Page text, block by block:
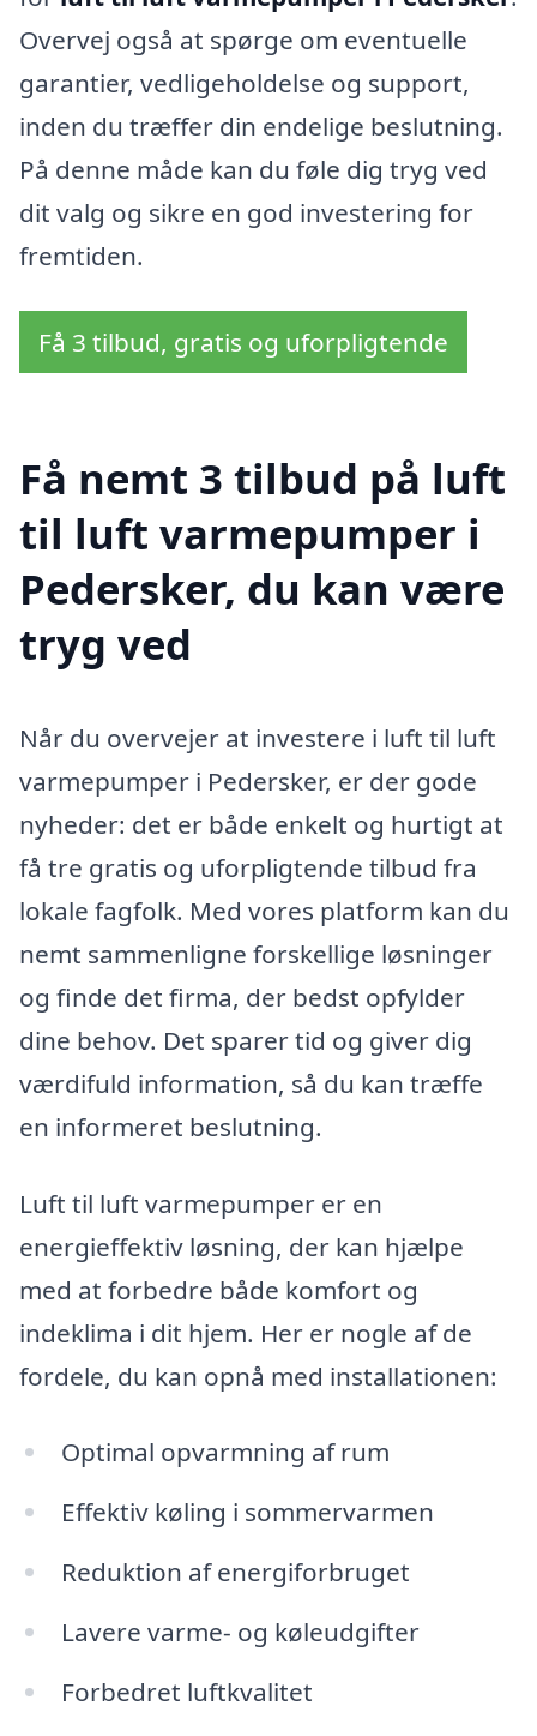
Overvej også at spørge om eventuelle
garantier, vedligeholdelse og support,
inden du træffer din endelige beslutning.
På denne måde kan du føle dig tryg ved
dit valg og sikre en god investering for
fremtiden.
Få 3 tilbud, gratis og uforpligtende
Få nemt 3 tilbud på luft
til luft varmepumper i
Pedersker, du kan være
tryg ved
Når du overvejer at investere i luft til luft
varmepumper i Pedersker, er der gode
nyheder: det er både enkelt og hurtigt at
få tre gratis og uforpligtende tilbud fra
lokale fagfolk. Med vores platform kan du
nemt sammenligne forskellige løsninger
og finde det firma, der bedst opfylder
dine behov. Det sparer tid og giver dig
værdifuld information, så du kan træffe
en informeret beslutning.
Luft til luft varmepumper er en
energieffektiv løsning, der kan hjælpe
med at forbedre både komfort og
indeklima i dit hjem. Her er nogle af de
fordele, du kan opnå med installationen:
Optimal opvarmning af rum
Effektiv køling i sommervarmen
Reduktion af energiforbruget
Lavere varme- og køleudgifter
Forbedret luftkvalitet